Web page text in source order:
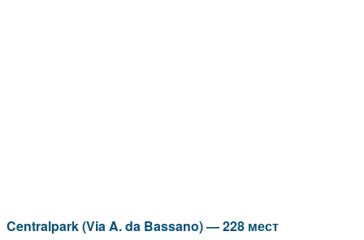
Centralpark (Via A. da Bassano) — 228 мест